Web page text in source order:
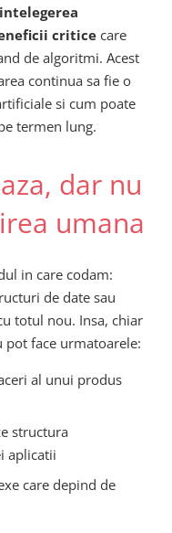
intelegerea
critice care
de algoritmi. Acest
continua sa fie o
si cum poate
termen lung.
dar nu
umana
in care codam:
de date sau
totul nou. Insa, chiar
pot face urmatoarele:
al unui produs
structura
aplicatii
care depind de